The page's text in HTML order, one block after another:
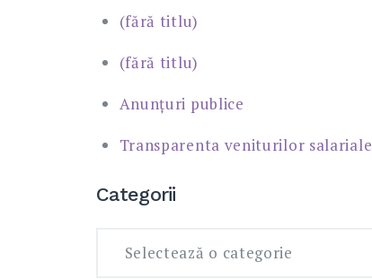
(fără titlu)
(fără titlu)
Anunțuri publice
Transparenta veniturilor salariale
Categorii